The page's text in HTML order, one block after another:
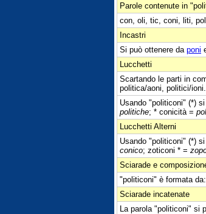
Parole contenute in
con, oli, tic, coni, liti,
Incastri
Si può ottenere da poni
Lucchetti
Scartando le parti in
politica/aoni, politici/ioni.
Usando "politiconi" (*)
politiche; * conicità =
Lucchetti Alterni
Usando "politiconi" (*)
conico; zoticoni * =
Sciarade e
"politiconi" è formata
Sciarade incatenate
La parola "politiconi" si